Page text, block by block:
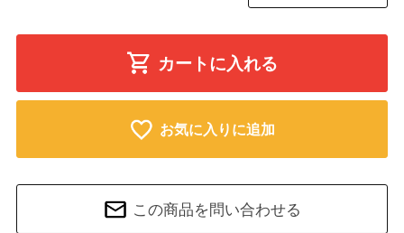
カートに入れる
お気に入りに追加
この商品を問い合わせる